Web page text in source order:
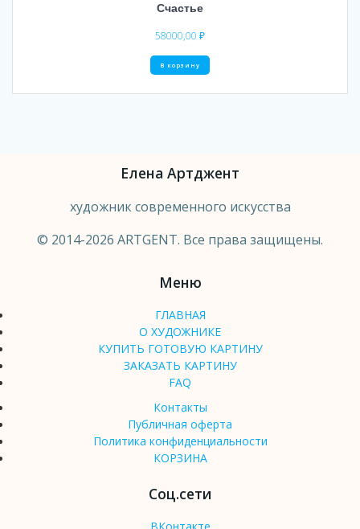
Счастье
58000,00 ₽
В корзину
Елена Артджент
художник современного искусства
© 2014-2026 ARTGENT. Все права защищены.
Меню
ГЛАВНАЯ
О ХУДОЖНИКЕ
КУПИТЬ ГОТОВУЮ КАРТИНУ
ЗАКАЗАТЬ КАРТИНУ
FAQ
Контакты
Публичная оферта
Политика конфиденциальности
КОРЗИНА
Соц.сети
ВКонтакте